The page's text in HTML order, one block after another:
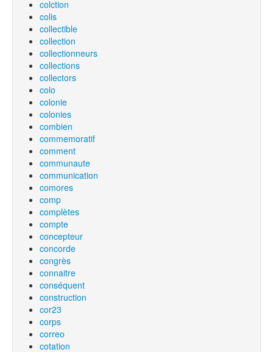
colction
colis
collectible
collection
collectionneurs
collections
collectors
colo
colonie
colonies
combien
commemoratif
comment
communaute
communication
comores
comp
complètes
compte
concepteur
concorde
congrès
connaitre
conséquent
construction
cor23
corps
correo
cotation